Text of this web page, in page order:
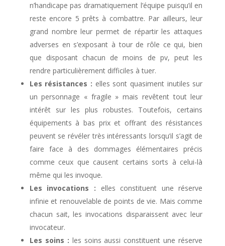
n’handicape pas dramatiquement l’équipe puisqu’il en
reste encore 5 prêts à combattre. Par ailleurs, leur
grand nombre leur permet de répartir les attaques
adverses en s’exposant à tour de rôle ce qui, bien
que disposant chacun de moins de pv, peut les
rendre particulièrement difficiles à tuer.
Les résistances : elles sont quasiment inutiles sur
un personnage « fragile » mais revêtent tout leur
intérêt sur les plus robustes. Toutefois, certains
équipements à bas prix et offrant des résistances
peuvent se révéler très intéressants lorsqu’il s’agit de
faire face à des dommages élémentaires précis
comme ceux que causent certains sorts à celui-là
même qui les invoque.
Les invocations : elles constituent une réserve
infinie et renouvelable de points de vie. Mais comme
chacun sait, les invocations disparaissent avec leur
invocateur.
Les soins : les soins aussi constituent une réserve